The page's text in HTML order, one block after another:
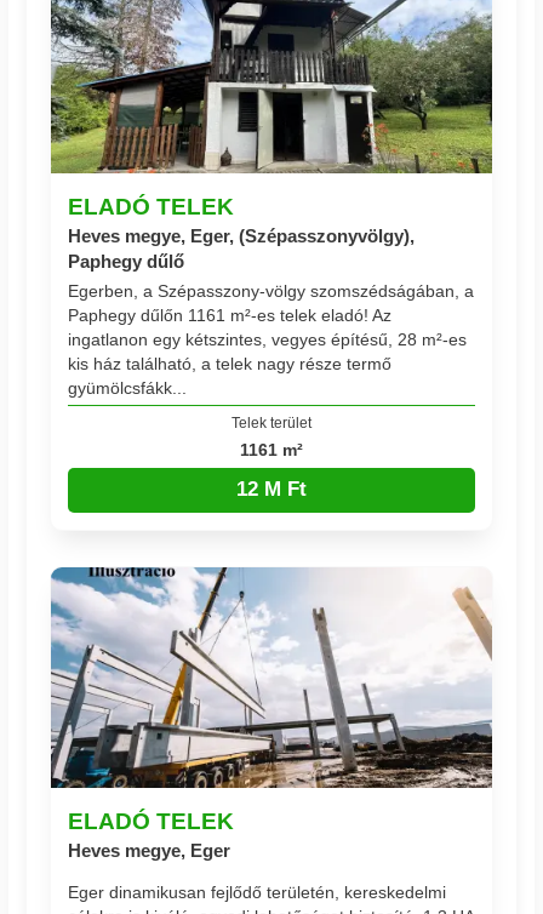
ELADÓ TELEK
Heves megye, Eger, (Szépasszonyvölgy),
Paphegy dűlő
Egerben, a Szépasszony-völgy szomszédságában, a
Paphegy dűlőn 1161 m²-es telek eladó! Az
ingatlanon egy kétszintes, vegyes építésű, 28 m²-es
kis ház található, a telek nagy része termő
gyümölcsfákk...
Telek terület
1161 m²
12 M Ft
ELADÓ TELEK
Heves megye, Eger
Eger dinamikusan fejlődő területén, kereskedelmi